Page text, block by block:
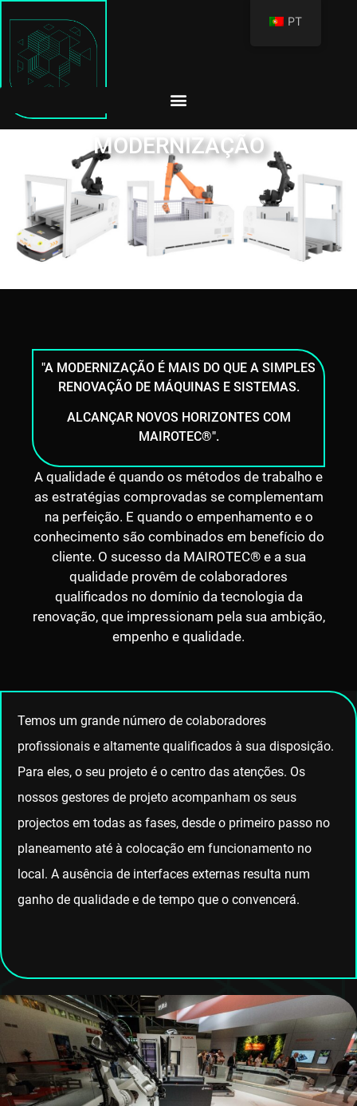
MODERNIZAÇÃO
"A MODERNIZAÇÃO É MAIS DO QUE A SIMPLES
RENOVAÇÃO DE MÁQUINAS E SISTEMAS.
ALCANÇAR NOVOS HORIZONTES COM
MAIROTEC®".
A qualidade é quando os métodos de trabalho e
as estratégias comprovadas se complementam
na perfeição. E quando o empenhamento e o
conhecimento são combinados em benefício do
cliente. O sucesso da MAIROTEC® e a sua
qualidade provêm de colaboradores
qualificados no domínio da tecnologia da
renovação, que impressionam pela sua ambição,
empenho e qualidade.
Temos um grande número de colaboradores
profissionais e altamente qualificados à sua disposição.
Para eles, o seu projeto é o centro das atenções. Os
nossos gestores de projeto acompanham os seus
projectos em todas as fases, desde o primeiro passo no
planeamento até à colocação em funcionamento no
local. A ausência de interfaces externas resulta num
ganho de qualidade e de tempo que o convencerá.
PT